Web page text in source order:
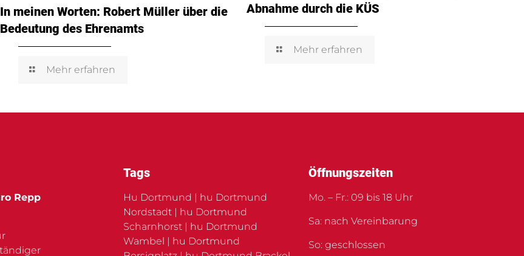
In meinen Worten: Robert Müller über die
Bedeutung des Ehrenamts
Mehr erfahren
Abnahme durch die KÜS
Mehr erfahren
Repp
Tags
Hu Dortmund | hu Dortmund
Nordstadt | hu Dortmund
Scharnhorst | hu Dortmund
Wambel | hu Dortmund
Öffnungszeiten
Mo. – Fr.: 09 bis 18 Uhr
Sa: nach Vereinbarung
So: geschlossen